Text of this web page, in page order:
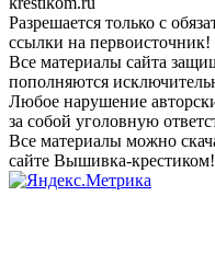
Разрешается только с
ссылки на первоисточник!
Все материалы сайта
пополняются
Любое нарушение
за собой уголовную
Все материалы можно
сайте Вышивка-крестиком!